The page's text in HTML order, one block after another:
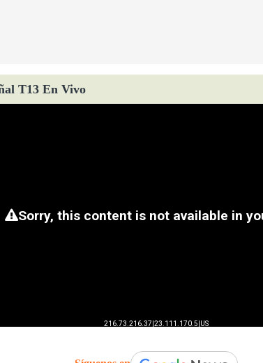
T13 En Vivo